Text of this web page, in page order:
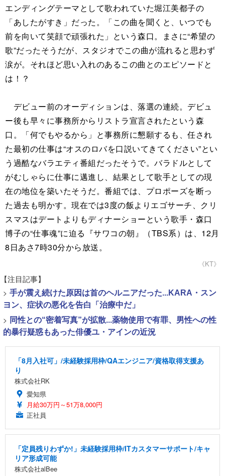
エンディングテーマとして歌われていた堀江美都子の
「あしたがすき」だった。「この曲を聞くと、いつでも
前を向いて笑顔で頑張れた」という森口。まさに“希望の
歌”だったそうだが、スタジオでこの曲が流れると思わず
涙が。それほど思い入れのあるこの曲とのエピソードと
は！？
デビュー前のオーディションは、落選の連続。デビュ
ー後も早々に事務所からリストラ宣言されたという森
口。「何でもやるから」と事務所に懇願するも、任され
た最初の仕事は“オスのロバを口説いてきてください”とい
う過酷なバラエティ番組だったそうで。バラドルとして
がむしゃらに仕事に邁進し、結果として歌手としての現
在の地位を築いたそうだ。番組では、プロポーズを断っ
た過去も明かす。現在では3度の飯よりエゴサーチ、クリ
スマスはデートよりもディナーショーという歌手・森口
博子の“仕事魂”に迫る『サワコの朝』（TBS系）は、12月
8日あさ7時30分から放送。
《KT》
【注目記事】
> 手が震え続けた原因は首のヘルニアだった...KARA・スン
ヨン、症状の悪化を告白「治療中だ」
> 同性との“密着写真”が拡散...薬物使用で有罪、男性への性
的暴行疑惑もあった俳優ユ・アインの近況
「8月入社可」/未経験採用枠/QAエンジニア/資格取得支援あ
り
株式会社RK
愛知県
月給30万円～51万8,000円
正社員
「定員残りわずか!」未経験採用枠/ITカスタマーサポート/キャ
リア形成可能
株式会社alBee